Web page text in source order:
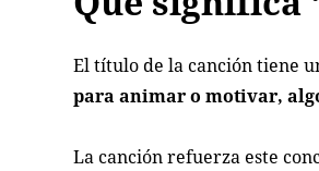
El título de la canción tiene
para animar o motivar,
La canción refuerza este